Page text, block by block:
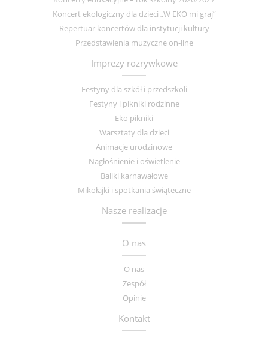
Koncert ekologiczny dla dzieci „W EKO mi graj”
Repertuar koncertów dla instytucji kultury
Przedstawienia muzyczne on-line
Imprezy rozrywkowe
Festyny dla szkół i przedszkoli
Festyny i pikniki rodzinne
Eko pikniki
Warsztaty dla dzieci
Animacje urodzinowe
Nagłośnienie i oświetlenie
Baliki karnawałowe
Mikołajki i spotkania świąteczne
Nasze realizacje
O nas
O nas
Zespół
Opinie
Kontakt